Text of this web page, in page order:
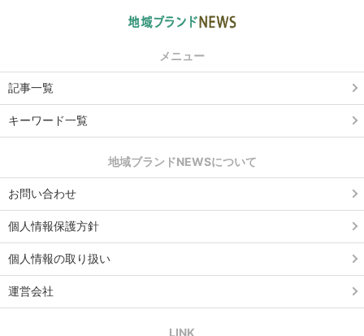
メニュー
記事一覧
キーワード一覧
地域ブランドNEWSについて
お問い合わせ
個人情報保護方針
個人情報の取り扱い
運営会社
LINK